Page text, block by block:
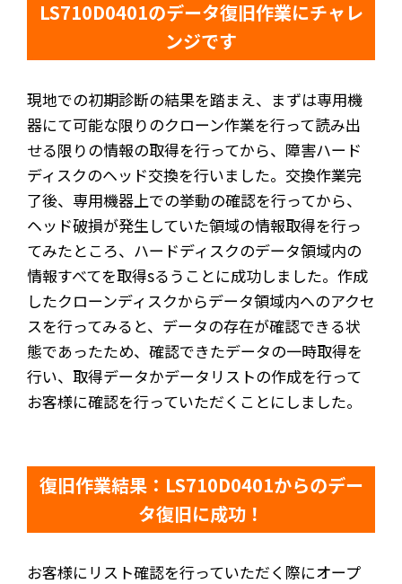
LS710D0401のデータ復旧作業にチャレ
ンジです
現地での初期診断の結果を踏まえ、まずは専用機
器にて可能な限りのクローン作業を行って読み出
せる限りの情報の取得を行ってから、障害ハード
ディスクのヘッド交換を行いました。交換作業完
了後、専用機器上での挙動の確認を行ってから、
ヘッド破損が発生していた領域の情報取得を行っ
てみたところ、ハードディスクのデータ領域内の
情報すべてを取得sるうことに成功しました。作成
したクローンディスクからデータ領域内へのアクセ
スを行ってみると、データの存在が確認できる状
態であったため、確認できたデータの一時取得を
行い、取得データかデータリストの作成を行って
お客様に確認を行っていただくことにしました。
復旧作業結果：LS710D0401からのデー
タ復旧に成功！
お客様にリスト確認を行っていただく際にオープ